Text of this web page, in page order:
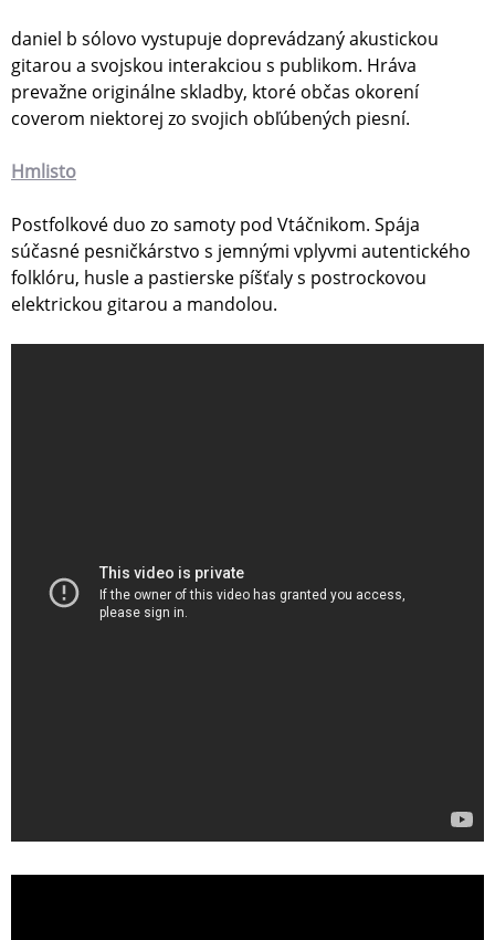
daniel b sólovo vystupuje doprevádzaný akustickou
gitarou a svojskou interakciou s publikom. Hráva
prevažne originálne skladby, ktoré občas okorení
coverom niektorej zo svojich obľúbených piesní.
Hmlisto
Postfolkové duo zo samoty pod Vtáčnikom. Spája
súčasné pesničkárstvo s jemnými vplyvmi autentického
folklóru, husle a pastierske píšťaly s postrockovou
elektrickou gitarou a mandolou.